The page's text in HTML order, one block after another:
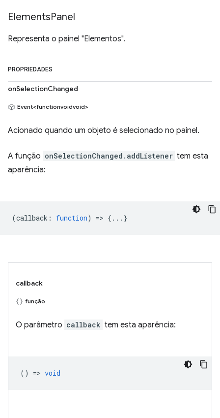
ElementsPanel
Representa o painel "Elementos".
PROPRIEDADES
onSelectionChanged
Event<functionvoidvoid>
Acionado quando um objeto é selecionado no painel.
A função onSelectionChanged.addListener tem esta
aparência:
(callback : function) => {...}
callback
função
O parâmetro callback tem esta aparência:
() => void